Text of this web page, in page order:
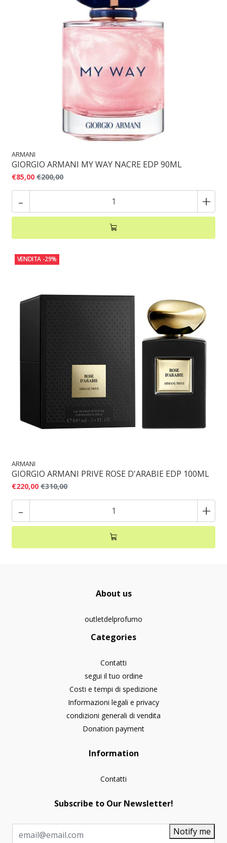
ARMANI
GIORGIO ARMANI MY WAY NACRE EDP 90ML
€85,00 €200,00
- +
VENDITA -29%
ARMANI
GIORGIO ARMANI PRIVE ROSE D'ARABIE EDP 100ML
€220,00 €310,00
- +
About us
outletdelprofumo
Categories
Contatti
segui il tuo ordine
Costi e tempi di spedizione
Informazioni legali e privacy
condizioni generali di vendita
Donation payment
Information
Contatti
Subscribe to Our Newsletter!
Notify me